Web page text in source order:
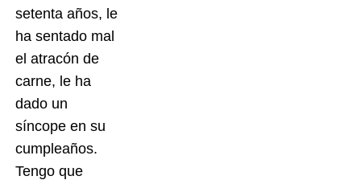
setenta años, le
ha sentado mal
el atracón de
carne, le ha
dado un
síncope en su
cumpleaños.
Tengo que